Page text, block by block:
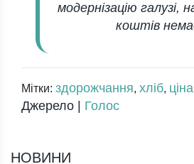
модернізацію галузі,
коштів
Мітки: здорожчання, хліб, ціна
Джерело | Голос
НОВИНИ